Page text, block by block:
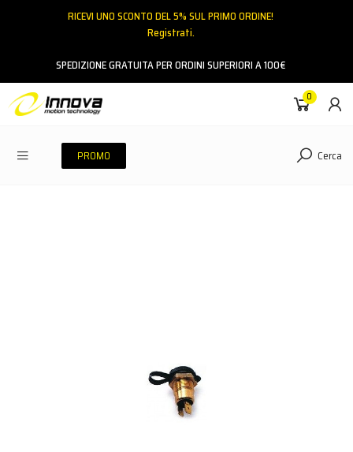
RICEVI UNO SCONTO DEL 5% SUL PRIMO ORDINE!
Registrati.
SPEDIZIONE GRATUITA PER ORDINI SUPERIORI A 100€
0
PROMO Cerca